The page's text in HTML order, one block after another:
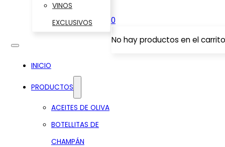
VINOS
EXCLUSIVOS
INICIO
PRODUCTOS
ACEITES DE OLIVA
BOTELLITAS DE
CHAMPÁN
0
No hay productos en el